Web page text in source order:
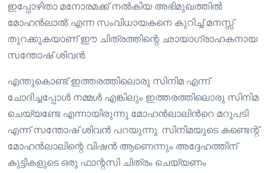
ഇപ്പോഴിതാ മനോരമക്ക് നൽകിയ അഭിമുഖത്തിൽ
മോഹൻലാൽ എന്ന സംവിധായകനെ കുറിച്ച് മനസ്സ്
തുറക്കുകയാണ് ഈ ചിത്രത്തിന്റെ ഛായാഗ്രാഹകനായ
സന്തോഷ് ശിവൻ.
എന്തുകൊണ്ട് ഇത്തരത്തിലൊരു സിനിമ എന്ന്
ചോദിച്ചപ്പോൾ നമ്മൾ എങ്കിലും ഇത്തരത്തിലൊരു സിനിമ
ചെയ്യണ്ടേ എന്നായിരുന്നു മോഹൻലാലിൻറെ മറുപടി
എന്ന് സന്തോഷ് ശിവൻ പറയുന്നു. സിനിമയുടെ കണ്ടെന്റ്
മോഹൻലാലിന്റെ വിഷൻ ആണെന്നും അദ്ദേഹത്തിന്
കുട്ടികളുടെ ഒരു ഫാന്റസി ചിത്രം ചെയ്യണം